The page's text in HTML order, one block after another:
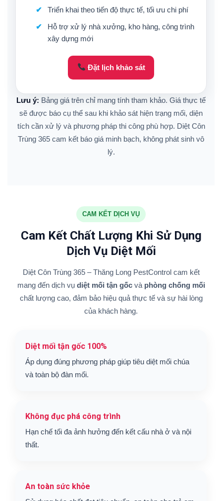
Triển khai theo tiến độ thực tế, tối ưu chi phí
Hỗ trợ xử lý nhà xưởng, kho hàng, công trình
xây dựng mới
Đặt lịch khảo sát
Lưu ý: Bảng giá trên chỉ mang tính tham khảo. Giá thực tế
sẽ được báo cụ thể sau khi khảo sát hiện trạng mối, diện
tích cần xử lý và phương pháp thi công phù hợp. Diệt Côn
Trùng 365 cam kết báo giá minh bạch, không phát sinh vô
lý.
CAM KẾT DỊCH VỤ
Cam Kết Chất Lượng Khi Sử Dụng
Dịch Vụ Diệt Mối
Diệt Côn Trùng 365 – Thăng Long PestControl cam kết
mang đến dịch vụ diệt mối tận gốcvà phòng chống mối
chất lượng cao, đảm bảo hiệu quả thực tế và sự hài lòng
của khách hàng.
Diệt mối tận gốc 100%
Áp dụng đúng phương pháp giúp tiêu diệt mối chúa
và toàn bộ đàn mối.
Không đục phá công trình
Hạn chế tối đa ảnh hưởng đến kết cấu nhà ở và nội
thất.
An toàn sức khỏe